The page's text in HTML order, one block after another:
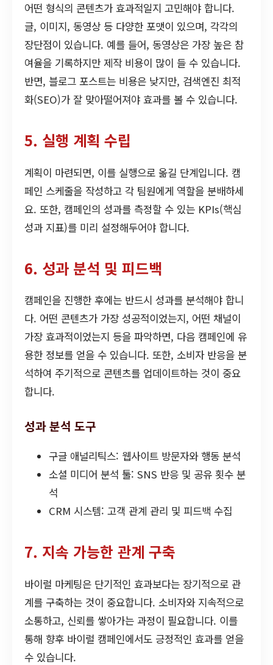
어떤 형식의 콘텐츠가 효과적일지 고민해야 합니다.
글, 이미지, 동영상 등 다양한 포맷이 있으며, 각각의
장단점이 있습니다. 예를 들어, 동영상은 가장 높은 참
여율을 기록하지만 제작 비용이 많이 들 수 있습니다.
반면, 블로그 포스트는 비용은 낮지만, 검색엔진 최적
화(SEO)가 잘 맞아떨어져야 효과를 볼 수 있습니다.
5. 실행 계획 수립
계획이 마련되면, 이를 실행으로 옮길 단계입니다. 캠
페인 스케줄을 작성하고 각 팀원에게 역할을 분배하세
요. 또한, 캠페인의 성과를 측정할 수 있는 KPIs(핵심
성과 지표)를 미리 설정해두어야 합니다.
6. 성과 분석 및 피드백
캠페인을 진행한 후에는 반드시 성과를 분석해야 합니
다. 어떤 콘텐츠가 가장 성공적이었는지, 어떤 채널이
가장 효과적이었는지 등을 파악하면, 다음 캠페인에 유
용한 정보를 얻을 수 있습니다. 또한, 소비자 반응을 분
석하여 주기적으로 콘텐츠를 업데이트하는 것이 중요
합니다.
성과 분석 도구
구글 애널리틱스: 웹사이트 방문자와 행동 분석
소셜 미디어 분석 툴: SNS 반응 및 공유 횟수 분
석
CRM 시스템: 고객 관계 관리 및 피드백 수집
7. 지속 가능한 관계 구축
바이럴 마케팅은 단기적인 효과보다는 장기적으로 관
계를 구축하는 것이 중요합니다. 소비자와 지속적으로
소통하고, 신뢰를 쌓아가는 과정이 필요합니다. 이를
통해 향후 바이럴 캠페인에서도 긍정적인 효과를 얻을
수 있습니다.